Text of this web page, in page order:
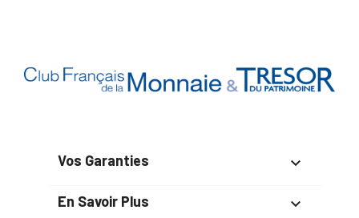
Vos Garanties 
En Savoir Plus 